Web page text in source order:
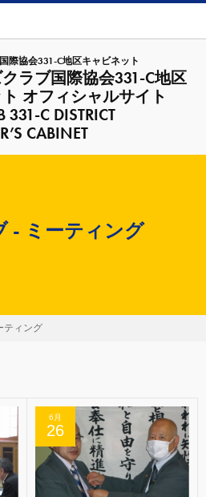
際協会331-C地区キャビネット
ラブ国際協会331-C地区
オフィシャルサイト
331-C DISTRICT
CABINET
- ミーティング
ティング
6月
26